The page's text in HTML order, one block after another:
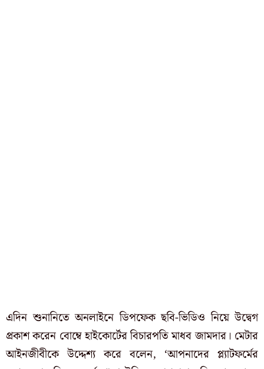
এদিন শুনানিতে অনলাইনে ডিপফেক ছবি-ভিডিও নিয়ে উদ্বেগ
প্রকাশ করেন বোম্বে হাইকোর্টের বিচারপতি মাধব জামদার। মেটার
আইনজীবীকে উদ্দেশ্য করে বলেন, ‘আপনাদের প্ল্যাটফর্মের